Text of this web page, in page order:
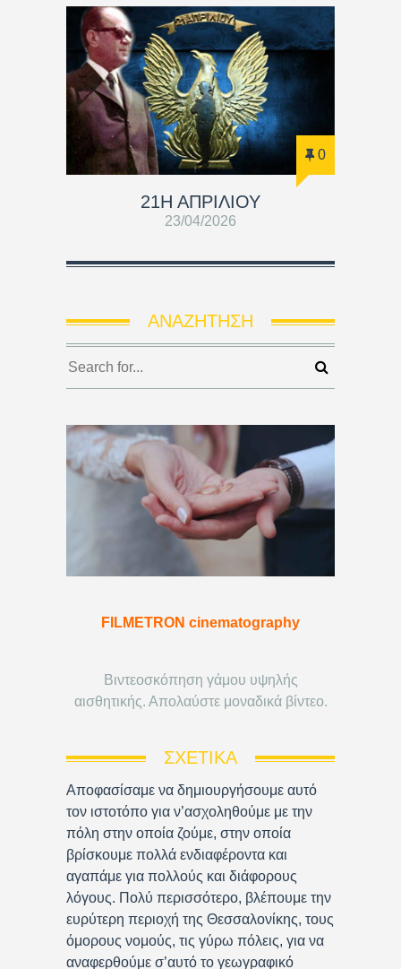
0
21Η ΑΠΡΙΛΙΟΥ
23/04/2026
ΑΝΑΖΉΤΗΣΗ
FILMETRON cinematography
Βιντεοσκόπηση γάμου υψηλής
αισθητικής. Απολαύστε μοναδικά βίντεο.
ΣΧΕΤΙΚΆ
Αποφασίσαμε να δημιουργήσουμε αυτό
τον ιστοτόπο για ν’ασχοληθούμε με την
πόλη στην οποία ζούμε, στην οποία
βρίσκουμε πολλά ενδιαφέροντα και
αγαπάμε για πολλούς και διάφορους
λόγους. Πολύ περισσότερο, βλέπουμε την
ευρύτερη περιοχή της Θεσσαλονίκης, τους
όμορους νομούς, τις γύρω πόλεις, για να
αναφερθούμε σ’αυτό το γεωγραφικό